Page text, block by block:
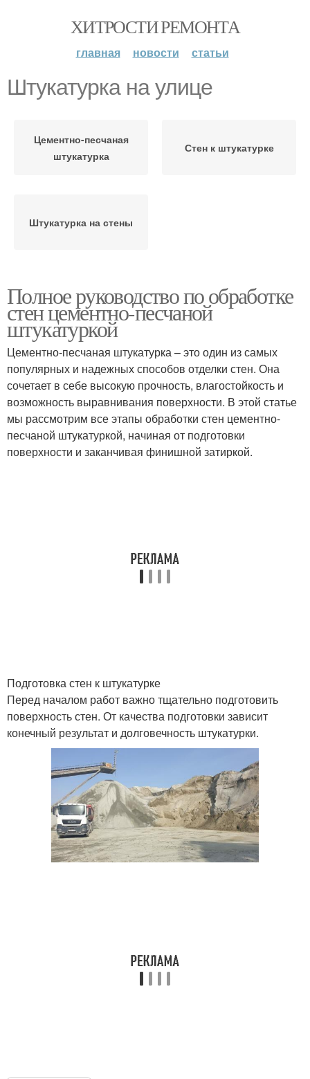
ХИТРОСТИ РЕМОНТА
главная новости статьи
Штукатурка на улице
Цементно-песчаная
штукатурка
Стен к штукатурке
Штукатурка на стены
Полное руководство по обработке
стен цементно-песчаной
штукатуркой
Цементно-песчаная штукатурка – это один из самых
популярных и надежных способов отделки стен. Она
сочетает в себе высокую прочность, влагостойкость и
возможность выравнивания поверхности. В этой статье
мы рассмотрим все этапы обработки стен цементно-
песчаной штукатуркой, начиная от подготовки
поверхности и заканчивая финишной затиркой.
Подготовка стен к штукатурке
Перед началом работ важно тщательно подготовить
поверхность стен. От качества подготовки зависит
конечный результат и долговечность штукатурки.